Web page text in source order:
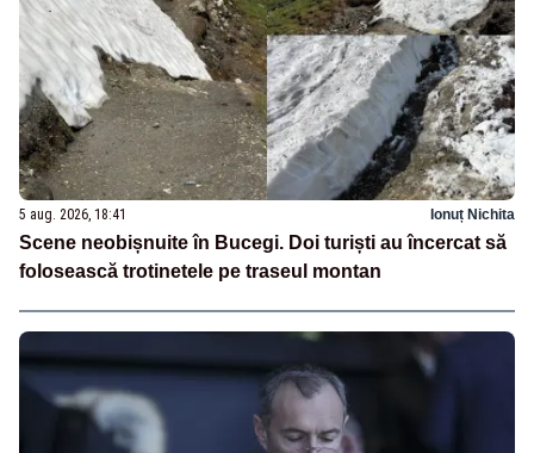
5 aug. 2026, 18:41 Ionuț Nichita
Scene neobișnuite în Bucegi. Doi turiști au încercat să
folosească trotinetele pe traseul montan